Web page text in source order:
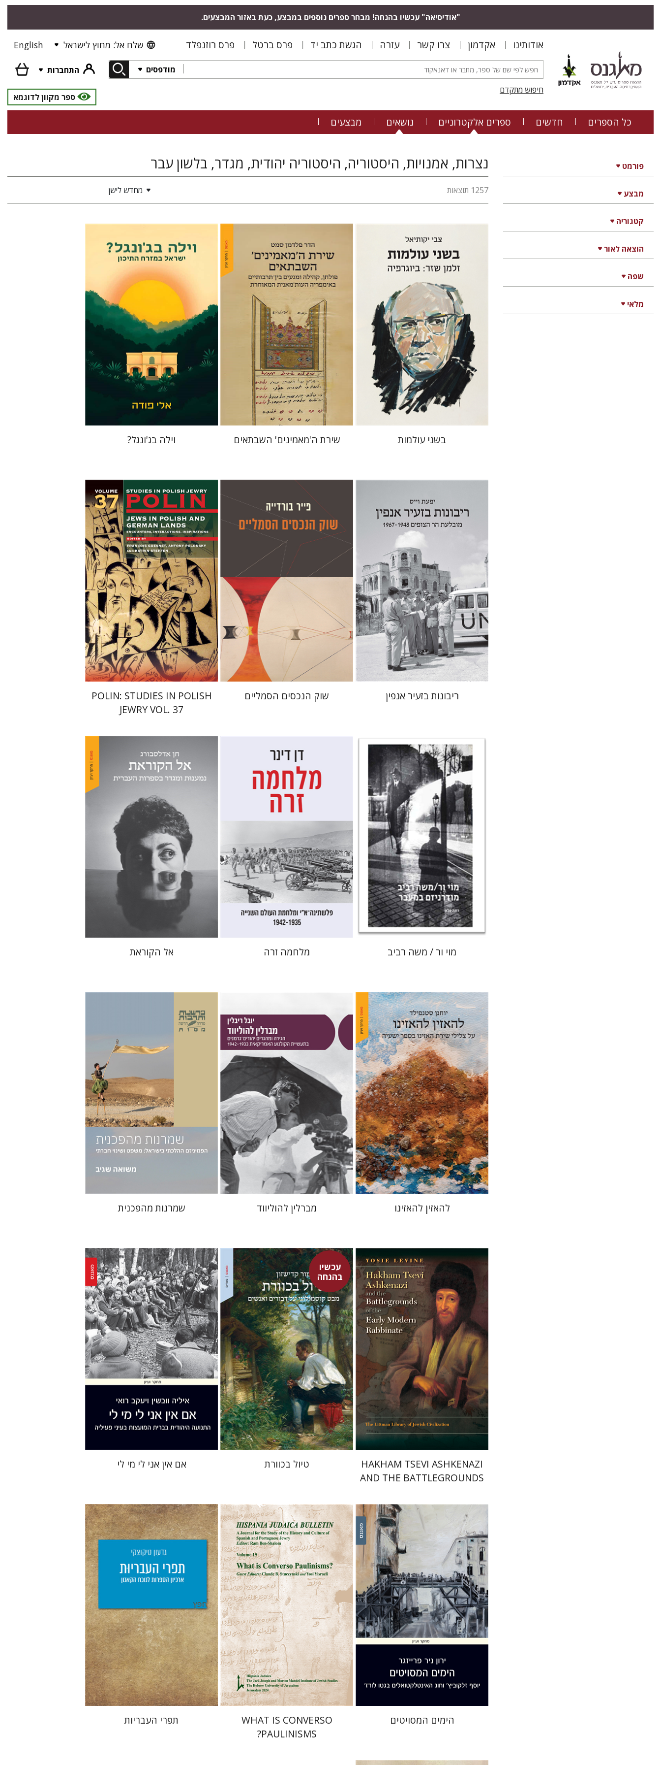
"אודיסיאה" עכשיו בהנחה! מבחר ספרים נוספים במבצע, כעת באזור המבצעים.
אודותינו אקדמון צרו קשר עזרה הגשת כתב יד פרס ברטל פרס רוזנפלד שלח אל: מחוץ לישראל English
מודפסים
התחברות
חיפוש מתקדם
ספר מקוון לדוגמא
כל הספרים חדשים ספרים אלקטרוניים נושאים מבצעים
פורמט
מבצע
קטגוריה
הוצאה לאור
שפה
מלאי
נצרות, אמנויות, היסטוריה, היסטוריה יהודית, מגדר, בלשון עבר
1257 תוצאות מחדש לישן
צבי יקותיאל
הנחת אתר ספר מודפס
$35
$32
בשני עולמות
הדר פלדמן סמט
הנחת אתר ספר מודפס
$46
$41
שירת ה'מאמינים' השבתאים
אלי פודה
הנחת אתר ספר מודפס
$46
$41
וילה בג'ונגל?
יפעת וייס
הנחת אתר ספר מודפס
$42
$38
ריבונות בזעיר אנפין
פייר בורדייה
ז'יזל ספירו
אמוץ גלעדי
ז'יזל ספירו
אמוץ גלעדי
הנחת אתר ספר מודפס
$31
שוק הנכסים הסמליים
קתרין סטפן
François
Guesnet
Antony Polonsky
הנחת אתר ספר מודפס
$135
$122
POLIN: STUDIES IN POLISH
JEWRY VOL. 37
רונה סלע
הנחת אתר ספר מודפס
$89
$80
מוי ור / משה רביב
דן דינר
שאול מרמרי
הנחת אתר ספר מודפס
$35
מלחמה זרה
חן אדלסבורג
הנחת אתר ספר מודפס
אל הקוראת
יוחנן סטנפילד
הנחת אתר ספר מודפס
$53
$48
להאזין להאזינו
יובל ריבלין
הנחת אתר ספר מודפס
$46
$41
מברלין להוליווד
הנחת אתר ספר מודפס
שמרנות מהפכנית
יוסי לוין
הנחת אתר ספר מודפס
$50
$45
HAKHAM TSEVI ASHKENAZI
AND THE BATTLEGROUNDS
RABBINATE
עכשיו
בהנחהמור קדישזון
עכשיו בהנחה
$46
$34
טיול בכוורת
יעקב רואי איליה וובשין
הנחת אתר ספר מודפס
$46
$41
אם אין אני לי מי לי
ירון ניר פרייזגר
הנחת אתר ספר מודפס
$35
$32
הימים המסויטים
רם בן-שלום
הנחת אתר ספר מודפס
$35
$32
WHAT IS CONVERSO
PAULINISMS?
גדעון טיקוצקי
הנחת אתר ספר מודפס
$28
$25
תפרי העבריות